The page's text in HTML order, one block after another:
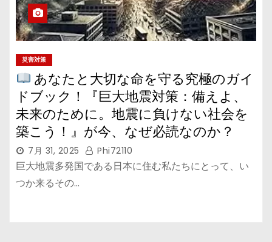
災害対策
あなたと大切な命を守る究極のガイ
ドブック！『巨大地震対策：備えよ、
未来のために。地震に負けない社会を
築こう！』が今、なぜ必読なのか？
7月 31, 2025 Phi72110
巨大地震多発国である日本に住む私たちにとって、い
つか来るその…